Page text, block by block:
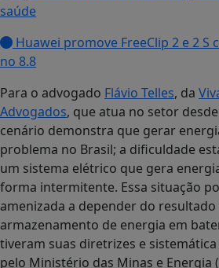
saúde
Huawei promove FreeClip 2 e 2 S
no 8.8
Para o advogado Flávio Telles, da
Advogados, que atua no setor desde
cenário demonstra que gerar
problema no Brasil; a dificuldade
um sistema elétrico que gera
forma intermitente. Essa situação
amenizada a depender do resultado
armazenamento de energia em
tiveram suas diretrizes e
pelo Ministério das Minas e Energia